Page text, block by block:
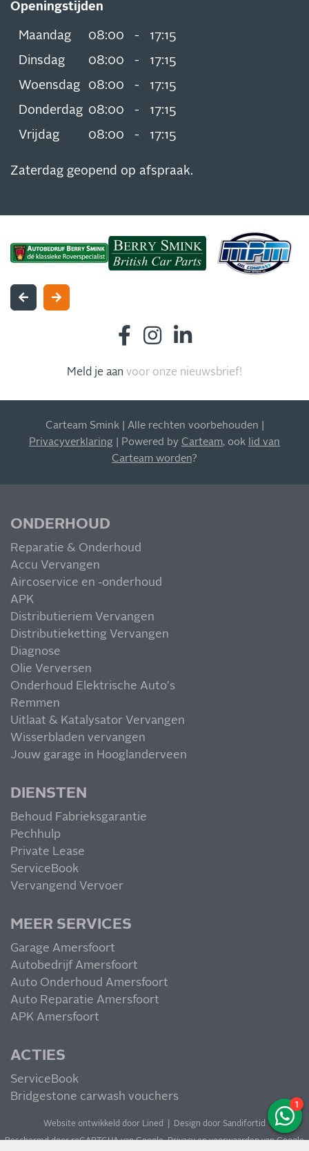
1
Openingstijden
Maandag 08:00 -
17:15
Dinsdag
08:00 -
17:15
Woensdag
08:00 -
17:15
Donderdag 08:00 -
17:15
Vrijdag
08:00 - 17:15
Zaterdag geopend op afspraak.
Meld je aan voor onze nieuwsbrief!
INSCHRIJVEN NIEUWSBRIEF
Blijf op de hoogte van al onze acties, aanbiedingen en
MIS NIETS
Carteam Smink | Alle rechten voorbehouden |
Privacyverklaring | Powered by Carteam, ook
lid van
Carteam worden?
ONDERHOUD
Reparatie & Onderhoud
Accu Vervangen
Aircoservice en -onderhoud
APK
Distributieriem Vervangen
Distributieketting Vervangen
Diagnose
Olie Verversen
Onderhoud Elektrische Auto's
Remmen
Uitlaat & Katalysator Vervangen
Wisserbladen vervangen
Jouw garage in Hooglanderveen
DIENSTEN
Behoud Fabrieksgarantie
Pechhulp
Private Lease
ServiceBook
Vervangend Vervoer
MEER SERVICES
Garage Amersfoort
Autobedrijf Amersfoort
Auto Onderhoud Amersfoort
Auto Reparatie Amersfoort
APK Amersfoort
ACTIES
ServiceBook
Bridgestone carwash vouchers
Website ontwikkeld door Lined Design door Sandifortid
Beschermd door reCAPTCHA van Google.Privacyenvoorwaardenvan Google